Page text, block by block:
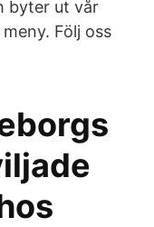
byter ut vår
Följ oss